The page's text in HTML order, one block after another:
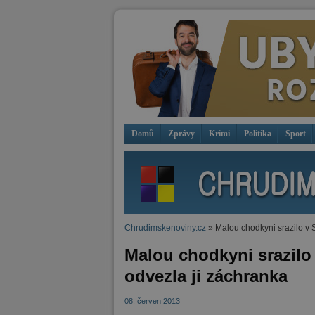
Domů Zprávy Krimi Politika Sport
Chrudimskenoviny.cz » Malou chodkyni srazilo v
Malou chodkyni
odvezla ji záchranka
08. červen 2013